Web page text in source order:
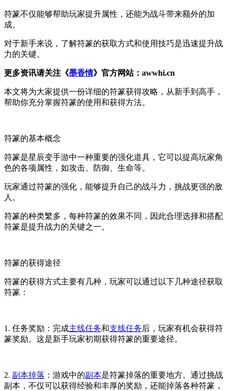
符篆不仅能够帮助玩家提升属性，还能为战斗带来额外的加
成。
对于新手来说，了解符篆的获取方式和使用技巧是迅速提升战
力的关键。
更多资讯请关注《墨香情》官方网站：awwhi.cn
本文将为大家提供一份详细的符篆获得攻略，从新手到高手，
帮助你充分掌握符篆的使用和获得方法。
符篆的基本概念
符篆是星辰变手游中一种重要的强化道具，它可以提高玩家角
色的各项属性，如攻击、防御、生命等。
玩家通过符篆的强化，能够提升自己的战斗力，挑战更强的敌
人。
符篆的种类繁多，每种符篆的效果不同，因此合理选择和搭配
符篆是提升战力的关键之一。
符篆的获得途径
符篆的获得方式主要有几种，玩家可以通过以下几种途径获取
符篆：
1. 任务奖励：完成主线任务和支线任务后，玩家有机会获得符
篆奖励。这是新手玩家初期获得符篆的重要途径。
2. 副本掉落 ：游戏中的副本是符篆掉落的重要地方。通过挑战
副本，不仅可以获得经验和丰厚的奖励，还能掉落各种符篆，